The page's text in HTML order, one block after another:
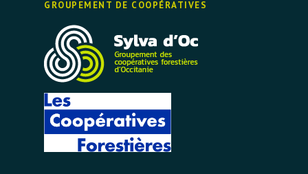
GROUPEMENT DE COOPÉRATIVES